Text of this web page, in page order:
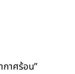
กาศร้อน”